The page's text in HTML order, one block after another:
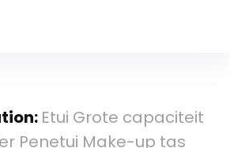
Etui Grote capaciteit
Penetui Make-up tas